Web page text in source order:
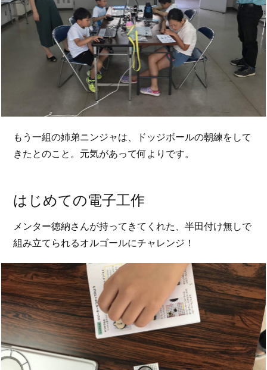
もう一組の姉弟ニンジャは、ドッジボールの朝練をして
きたとのこと。元気があって何よりです。
はじめての電子工作
メンター徳納さんが持ってきてくれた、半田付け無しで
組み立てられるオルゴールにチャレンジ！